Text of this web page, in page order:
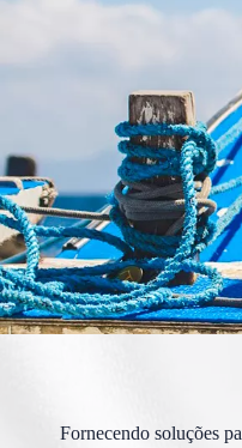
Fornecendo soluções